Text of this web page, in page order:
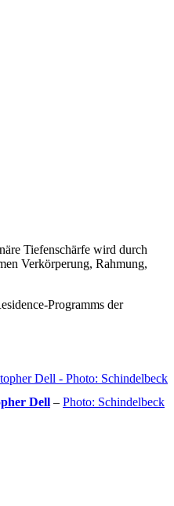
Tiefenschärfe wird durch
Verkörperung, Rahmung,
Programms der
Dell – Photo: Schindelbeck